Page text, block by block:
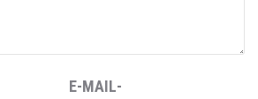
E-MAIL-